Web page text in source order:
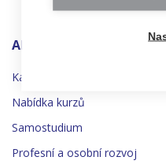
AKTIVITY
Kalendář kurzů
Nabídka kurzů
Samostudium
Profesní a osobní rozvoj